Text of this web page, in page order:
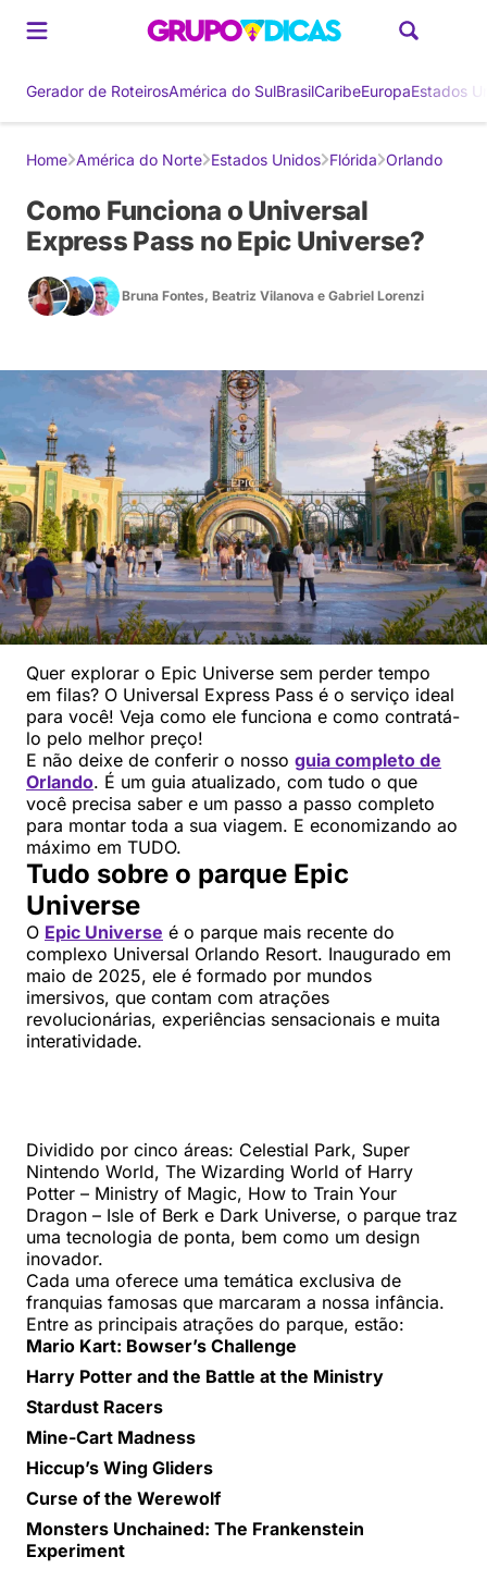
Gerador de RoteirosAmérica do SulBrasilCaribeEuropaEstados
Home América do Norte Estados Unidos Flórida Orlando
Como Funciona o Universal
Express Pass no Epic Universe?
Bruna Fontes, Beatriz Vilanova e Gabriel Lorenzi
Quer explorar o Epic Universe sem perder tempo
em filas? O Universal Express Pass é o serviço ideal
para você! Veja como ele funciona e como contratá-
lo pelo melhor preço!
E não deixe de conferir o nosso guia completo de
Orlando. É um guia atualizado, com tudo o que
você precisa saber e um passo a passo completo
para montar toda a sua viagem. E economizando ao
máximo em TUDO.
Tudo sobre o parque Epic
Universe
O Epic Universe é o parque mais recente do
complexo Universal Orlando Resort. Inaugurado em
maio de 2025, ele é formado por mundos
imersivos, que contam com atrações
revolucionárias, experiências sensacionais e muita
interatividade.
Dividido por cinco áreas: Celestial Park, Super
Nintendo World, The Wizarding World of Harry
Potter – Ministry of Magic, How to Train Your
Dragon – Isle of Berk e Dark Universe, o parque traz
uma tecnologia de ponta, bem como um design
inovador.
Cada uma oferece uma temática exclusiva de
franquias famosas que marcaram a nossa infância.
Entre as principais atrações do parque, estão:
Mario Kart: Bowser’s Challenge
Harry Potter and the Battle at the Ministry
Stardust Racers
Mine-Cart Madness
Hiccup’s Wing Gliders
Curse of the Werewolf
Monsters Unchained: The Frankenstein
Experiment